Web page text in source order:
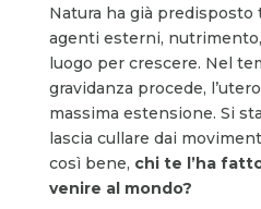
Natura ha già
agenti esterni,
luogo per crescere. Nel
gravidanza procede,
massima estensione. Si
lascia cullare dai
così bene, chi te l’ha
venire al mondo?